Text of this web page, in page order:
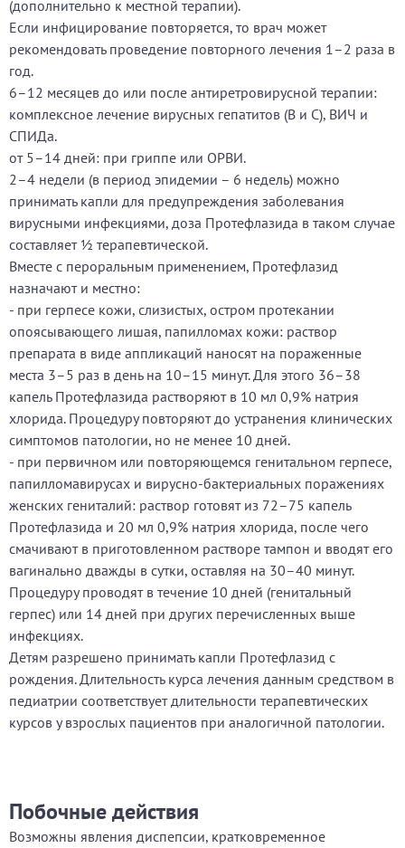
(дополнительно к местной терапии).
Если инфицирование повторяется, то врач может
рекомендовать проведение повторного лечения 1–2 раза в
год.
6–12 месяцев до или после антиретровирусной терапии:
комплексное лечение вирусных гепатитов (В и С), ВИЧ и
СПИДа.
от 5–14 дней: при гриппе или ОРВИ.
2–4 недели (в период эпидемии – 6 недель) можно
принимать капли для предупреждения заболевания
вирусными инфекциями, доза Протефлазида в таком случае
составляет ½ терапевтической.
Вместе с пероральным применением, Протефлазид
назначают и местно:
- при герпесе кожи, слизистых, остром протекании
опоясывающего лишая, папилломах кожи: раствор
препарата в виде аппликаций наносят на пораженные
места 3–5 раз в день на 10–15 минут. Для этого 36–38
капель Протефлазида растворяют в 10 мл 0,9% натрия
хлорида. Процедуру повторяют до устранения клинических
симптомов патологии, но не менее 10 дней.
- при первичном или повторяющемся генитальном герпесе,
папилломавирусах и вирусно-бактериальных поражениях
женских гениталий: раствор готовят из 72–75 капель
Протефлазида и 20 мл 0,9% натрия хлорида, после чего
смачивают в приготовленном растворе тампон и вводят его
вагинально дважды в сутки, оставляя на 30–40 минут.
Процедуру проводят в течение 10 дней (генитальный
герпес) или 14 дней при других перечисленных выше
инфекциях.
Детям разрешено принимать капли Протефлазид с
рождения. Длительность курса лечения данным средством в
педиатрии соответствует длительности терапевтических
курсов у взрослых пациентов при аналогичной патологии.
Побочные действия
Возможны явления диспепсии, кратковременное